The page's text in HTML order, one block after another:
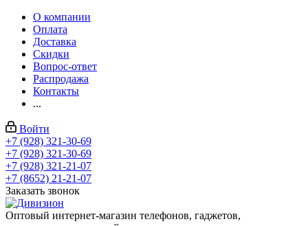
О компании
Оплата
Доставка
Скидки
Вопрос-ответ
Распродажа
Контакты
...
Войти
+7 (928) 321-30-69
+7 (928) 321-30-69
+7 (928) 321-21-07
+7 (8652) 21-21-07
Заказать звонок
Оптовый интернет-магазин телефонов, гаджетов,